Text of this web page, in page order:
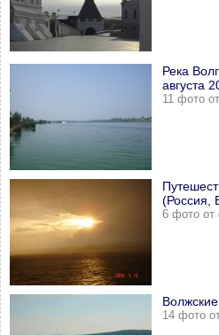
Река
августа
11 фото от
(Россия,
6 фото от
14 фото